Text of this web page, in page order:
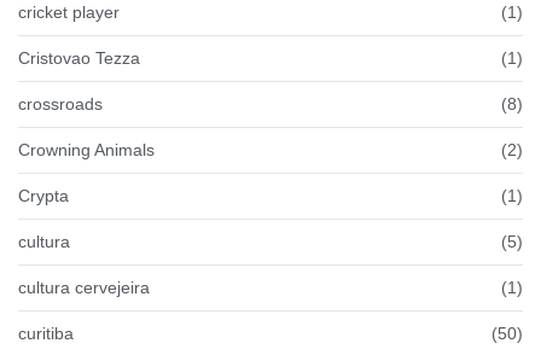
cricket player (1)
Cristovao Tezza (1)
crossroads (8)
Crowning Animals (2)
Crypta (1)
cultura (5)
cultura cervejeira (1)
curitiba (50)